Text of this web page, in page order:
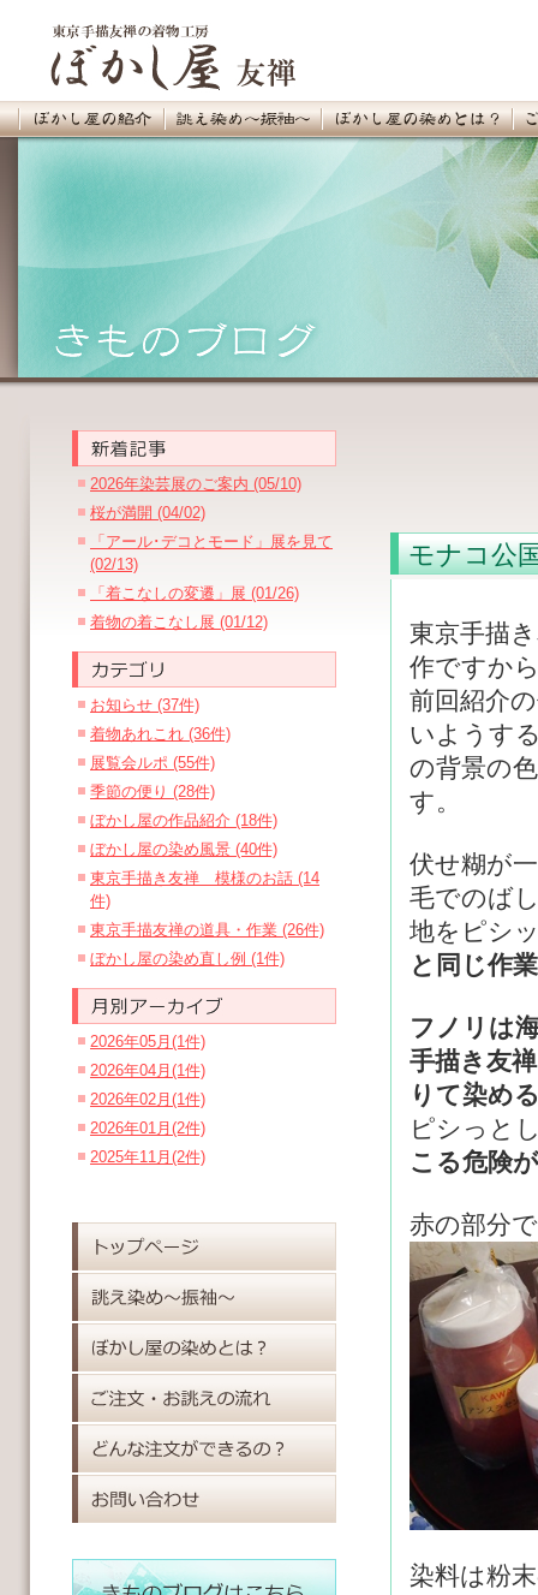
2026年染芸展のご案内 (05/10)
桜が満開 (04/02)
「アール･デコとモード」展を見て
(02/13)
「着こなしの変遷」展 (01/26)
着物の着こなし展 (01/12)
お知らせ (37件)
着物あれこれ (36件)
展覧会ルポ (55件)
季節の便り (28件)
ぼかし屋の作品紹介 (18件)
ぼかし屋の染め風景 (40件)
東京手描き友禅 模様のお話 (14
件)
東京手描友禅の道具・作業 (26件)
ぼかし屋の染め直し例 (1件)
2026年05月(1件)
2026年04月(1件)
2026年02月(1件)
2026年01月(2件)
2025年11月(2件)
モナコ公
東京手描
作ですか
前回紹介
いようす
の背景の
す。
伏せ糊が
毛でのば
地をピシ
と同じ作業
フノリは
手描き友
りて染め
ピシっと
こる危険
赤の部分
染料は粉